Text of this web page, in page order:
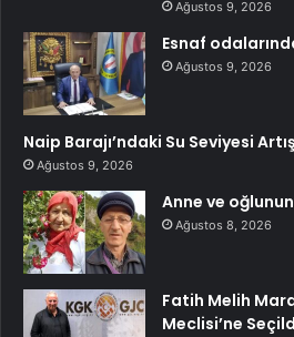
Ağustos 9, 2026
Esnaf
Ağustos 9, 2026
Naip Barajı’ndaki Su Seviyesi
Ağustos 9, 2026
Anne ve
Ağustos 8, 2026
Fatih Melih
Meclisi’ne